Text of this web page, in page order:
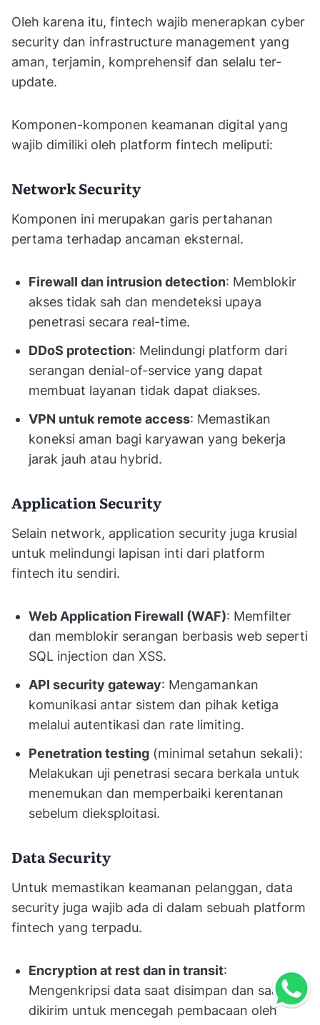
Oleh karena itu, fintech wajib menerapkan cyber
security dan infrastructure management yang
aman, terjamin, komprehensif dan selalu ter-
update.
Komponen-komponen keamanan digital yang
wajib dimiliki oleh platform fintech meliputi:
Network Security
Komponen ini merupakan garis pertahanan
pertama terhadap ancaman eksternal.
Firewall dan intrusion detection: Memblokir
akses tidak sah dan mendeteksi upaya
penetrasi secara real-time.
DDoS protection: Melindungi platform dari
serangan denial-of-service yang dapat
membuat layanan tidak dapat diakses.
VPN untuk remote access: Memastikan
koneksi aman bagi karyawan yang bekerja
jarak jauh atau hybrid.
Application Security
Selain network, application security juga krusial
untuk melindungi lapisan inti dari platform
fintech itu sendiri.
Web Application Firewall (WAF): Memfilter
dan memblokir serangan berbasis web seperti
SQL injection dan XSS.
API security gateway: Mengamankan
komunikasi antar sistem dan pihak ketiga
melalui autentikasi dan rate limiting.
Penetration testing (minimal setahun sekali):
Melakukan uji penetrasi secara berkala untuk
menemukan dan memperbaiki kerentanan
sebelum dieksploitasi.
Data Security
Untuk memastikan keamanan pelanggan, data
security juga wajib ada di dalam sebuah platform
fintech yang terpadu.
Encryption at rest dan in transit:
Mengenkripsi data saat disimpan dan saat
dikirim untuk mencegah pembacaan oleh